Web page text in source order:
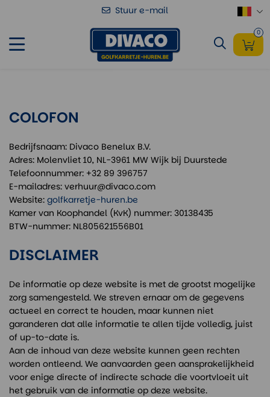
Stuur e-mail
0
COLOFON
Bedrijfsnaam: Divaco Benelux B.V.
Adres: Molenvliet 10, NL-3961 MW Wijk bij Duurstede
Telefoonnummer: +32 89 396757
E-mailadres: verhuur@divaco.com
Website: golfkarretje-huren.be
Kamer van Koophandel (KvK) nummer: 30138435
BTW-nummer: NL805621556B01
DISCLAIMER
De informatie op deze website is met de grootst mogelijke
zorg samengesteld. We streven ernaar om de gegevens
actueel en correct te houden, maar kunnen niet
garanderen dat alle informatie te allen tijde volledig, juist
of up-to-date is.
Aan de inhoud van deze website kunnen geen rechten
worden ontleend. We aanvaarden geen aansprakelijkheid
voor enige directe of indirecte schade die voortvloeit uit
het gebruik van de informatie op deze website.